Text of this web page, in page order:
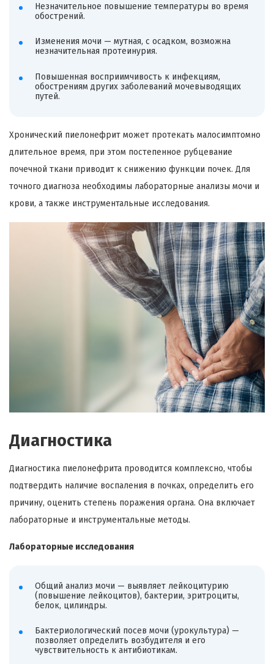
Незначительное повышение температуры во время
обострений.
Изменения мочи — мутная, с осадком, возможна
незначительная протеинурия.
Повышенная восприимчивость к инфекциям,
обострениям других заболеваний мочевыводящих
путей.
Хронический пиелонефрит может протекать малосимптомно
длительное время, при этом постепенное рубцевание
почечной ткани приводит к снижению функции почек. Для
точного диагноза необходимы лабораторные анализы мочи и
крови, а также инструментальные исследования.
Диагностика
Диагностика пиелонефрита проводится комплексно, чтобы
подтвердить наличие воспаления в почках, определить его
причину, оценить степень поражения органа. Она включает
лабораторные и инструментальные методы.
Лабораторные исследования
Общий анализ мочи — выявляет лейкоцитурию
(повышение лейкоцитов), бактерии, эритроциты,
белок, цилиндры.
Бактериологический посев мочи (урокультура) —
позволяет определить возбудителя и его
чувствительность к антибиотикам.